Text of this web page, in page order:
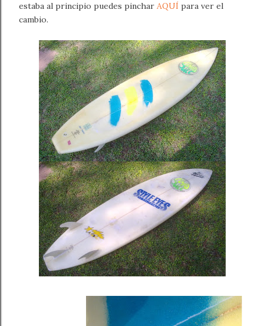
estaba al principio puedes pinchar AQUÍ para ver el
cambio.